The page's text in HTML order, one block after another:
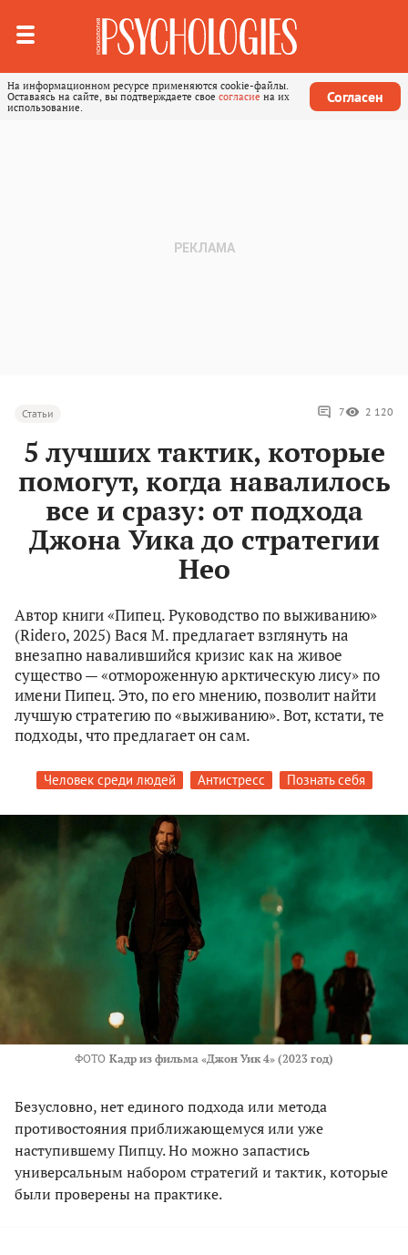
На информационном ресурсе применяются cookie-файлы.
Оставаясь на сайте, вы подтверждаете свое согласие на их
использование.
Согласен
Статьи 7 2 120
5 лучших тактик, которые
помогут, когда навалилось
все и сразу: от подхода
Джона Уика до стратегии
Нео
Автор книги «Пипец. Руководство по выживанию»
(Ridero, 2025) Вася М. предлагает взглянуть на
внезапно навалившийся кризис как на живое
существо — «отмороженную арктическую лису» по
имени Пипец. Это, по его мнению, позволит найти
лучшую стратегию по «выживанию». Вот, кстати, те
подходы, что предлагает он сам.
Человек среди людей Антистресс Познать себя
ФОТО Кадр из фильма «Джон Уик 4» (2023 год)
Безусловно, нет единого подхода или метода
противостояния приближающемуся или уже
наступившему Пипцу. Но можно запастись
универсальным набором стратегий и тактик, которые
были проверены на практике.